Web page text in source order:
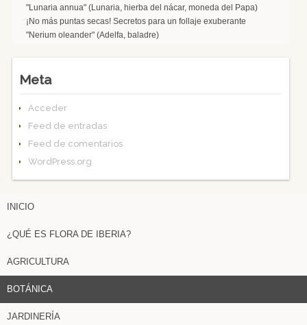
"Lunaria annua" (Lunaria, hierba del nácar, moneda del Papa)
¡No más puntas secas! Secretos para un follaje exuberante
"Nerium oleander" (Adelfa, baladre)
Meta
Acceder
Feed de entradas
Feed de comentarios
WordPress.org
INICIO
¿QUÉ ES FLORA DE IBERIA?
AGRICULTURA
BOTÁNICA
JARDINERÍA